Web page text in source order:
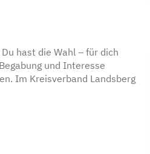
hast die Wahl – für dich
und Interesse
Im Kreisverband Landsberg